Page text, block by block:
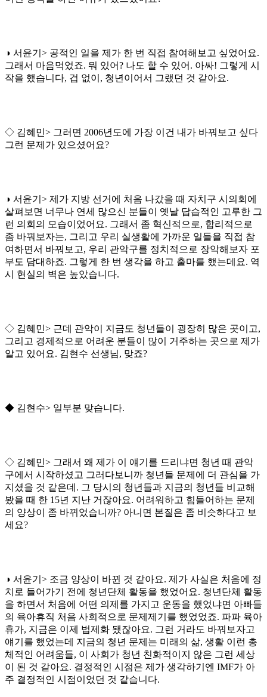
◑ 서윤기> 공적인 일을 제가 한 번 직접 참여해보고 싶었어요.
그래서 마음먹었죠. 뭐 있어? 나도 할 수 있어. 아싸! 그렇게 시
작을 했습니다, 겁 없이, 청년이어서 그랬던 것 같아요.
◇ 김혜민> 그러면 2006년도에 가장 이건 내가 바꿔보고 싶다
그런 문제가 있으셨어요?
◑ 서윤기> 제가 지방 선거에 처음 나갔을 때 자치구 시의회에
살펴보면 너무나 연세 많으신 분들이 옛날 답습적인 고루한 그
런 의회의 모습이었어요. 그래서 좀 혁신적으로, 합리적으로
좀 바꿔보자는, 그리고 우리 실생활에 가까운 일들을 직접 참
여하면서 바꿔보고, 우리 관악구를 정치적으로 장악해보자 포
부도 담대하죠. 그렇게 한 번 생각을 하고 출마를 했는데요. 역
시 현실의 벽은 높았습니다.
◇ 김혜민> 근데 관악이 지금도 청년들이 굉장히 많은 곳이고,
그리고 경제적으로 어려운 분들이 많이 거주하는 곳으로 제가
알고 있어요. 김현수 선생님, 맞죠?
◆ 김현수> 일부분 맞습니다.
◇ 김혜민> 그래서 왜 제가 이 얘기를 드리냐면 청년 때 관악
구에서 시작하셨고 그러다보니까 청년들 문제에 더 관심을 가
지셨을 것 같은데. 그 당시의 청년들과 지금의 청년들 비교해
봤을 때 한 15년 지난 거잖아요. 어려워하고 힘들어하는 문제
의 양상이 좀 바뀌었습니까? 아니면 본질은 좀 비슷하다고 보
세요?
◑ 서윤기> 조금 양상이 바뀐 것 같아요. 제가 사실은 처음에 정
치로 들어가기 전에 청년단체 활동을 했었어요. 청년단체 활동
을 하면서 처음에 어떤 의제를 가지고 운동을 했었냐면 아빠들
의 육아휴직 처음 사회적으로 문제제기를 했었었죠. 파파 육아
휴가, 지금은 이제 법제화 됐잖아요. 그런 거라도 바꿔보자고
얘기를 했었는데 지금의 청년 문제는 미래의 삶, 생활 이런 총
체적인 어려움들, 이 사회가 청년 친화적이지 않은 그런 세상
이 된 것 같아요. 결정적인 시점은 제가 생각하기엔 IMF가 아
주 결정적인 시점이었던 것 같습니다.